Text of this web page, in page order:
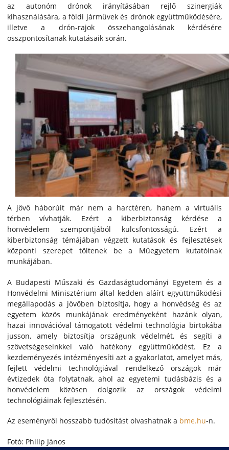
az autonóm drónok irányításában rejlő szinergiák
kihasználására, a földi járművek és drónok együttműködésére,
illetve a drón-rajok összehangolásának kérdésére
összpontosítanak kutatásaik során.
A jövő háborúit már nem a harctéren, hanem a virtuális
térben vívhatják. Ezért a kiberbiztonság kérdése a
honvédelem szempontjából kulcsfontosságú. Ezért a
kiberbiztonság témájában végzett kutatások és fejlesztések
központi szerepet töltenek be a Műegyetem kutatóinak
munkájában.
A Budapesti Műszaki és Gazdaságtudományi Egyetem és a
Honvédelmi Minisztérium által kedden aláírt együttműködési
megállapodás a jövőben biztosítja, hogy a honvédség és az
egyetem közös munkájának eredményeként hazánk olyan,
hazai innovációval támogatott védelmi technológia birtokába
jusson, amely biztosítja országunk védelmét, és segíti a
szövetségeseinkkel való hatékony együttműködést. Ez a
kezdeményezés intézményesíti azt a gyakorlatot, amelyet más,
fejlett védelmi technológiával rendelkező országok már
évtizedek óta folytatnak, ahol az egyetemi tudásbázis és a
honvédelem közösen dolgozik az országok védelmi
technológiáinak fejlesztésén.
Az eseményről hosszabb tudósítást olvashatnak a bme.hu-n.
Fotó: Philip János